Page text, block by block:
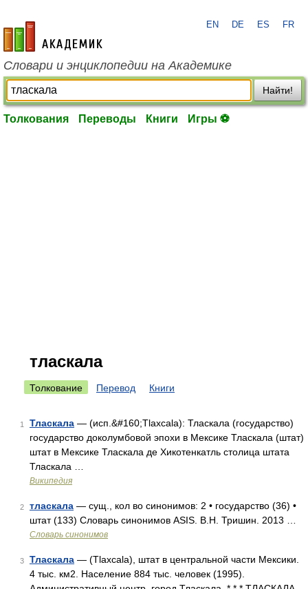
academic.ru
EN DE ES FR
Словари и энциклопедии на Академике
Найти!
Толкования Переводы Книги Игры ⚽
тласкала
Толкование Перевод Книги
1 Тласкала — (исп.&#160;Tlaxcala): Тласкала (государство)
государство доколумбовой эпохи в Мексике Тласкала (штат)
штат в Мексике Тласкала де Хикотенкатль столица штата
Тласкала …
Википедия
2 тласкала — сущ., кол во синонимов: 2 • государство (36) •
штат (133) Словарь синонимов ASIS. В.Н. Тришин. 2013 …
Словарь синонимов
3 Тласкала — (Tlaxcala), штат в центральной части Мексики.
4 тыс. км2. Население 884 тыс. человек (1995).